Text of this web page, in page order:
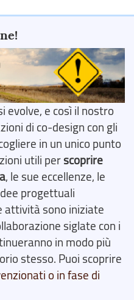
e così il nostro
di co-design con gli
in un unico punto
utili perscoprire
, le sue eccellenze, le
progettuali
attività sono iniziate
siglate con i
in modo più
stesso. Puoi scoprire
o in fase di